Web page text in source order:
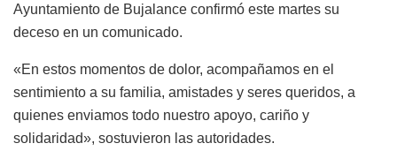
Ayuntamiento de Bujalance confirmó este martes su
deceso en un comunicado.
«En estos momentos de dolor, acompañamos en el
sentimiento a su familia, amistades y seres queridos, a
quienes enviamos todo nuestro apoyo, cariño y
solidaridad», sostuvieron las autoridades.